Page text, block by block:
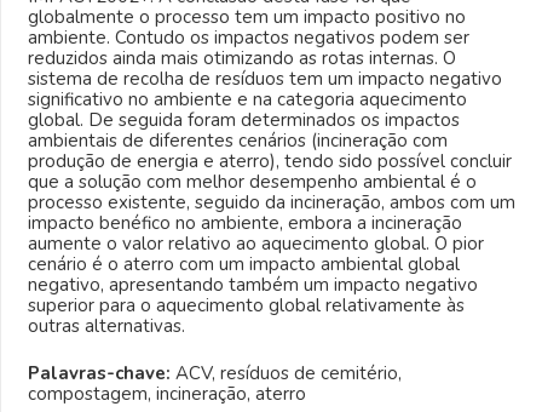
globalmente o processo tem um impacto positivo no
ambiente. Contudo os impactos negativos podem ser
reduzidos ainda mais otimizando as rotas internas. O
sistema de recolha de resíduos tem um impacto negativo
significativo no ambiente e na categoria aquecimento
global. De seguida foram determinados os impactos
ambientais de diferentes cenários (incineração com
produção de energia e aterro), tendo sido possível concluir
que a solução com melhor desempenho ambiental é o
processo existente, seguido da incineração, ambos com um
impacto benéfico no ambiente, embora a incineração
aumente o valor relativo ao aquecimento global. O pior
cenário é o aterro com um impacto ambiental global
negativo, apresentando também um impacto negativo
superior para o aquecimento global relativamente às
outras alternativas.
Palavras-chave: ACV, resíduos de cemitério,
compostagem, incineração, aterro